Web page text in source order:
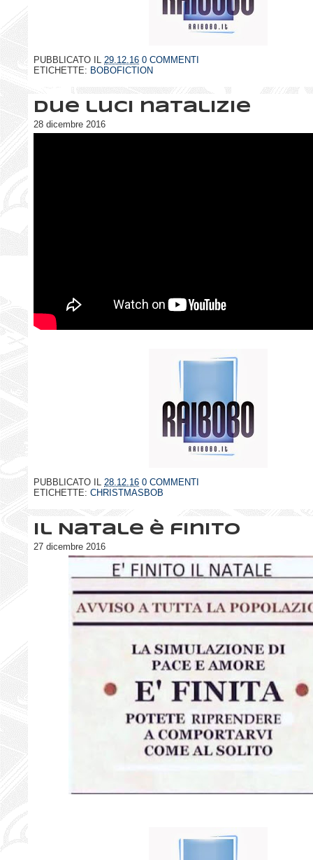
PUBBLICATO IL 29.12.16 0 COMMENTI
ETICHETTE: BOBOFICTION
Due luci natalizie
28 dicembre 2016
PUBBLICATO IL 28.12.16 0 COMMENTI
ETICHETTE: CHRISTMASBOB
Il Natale è finito
27 dicembre 2016